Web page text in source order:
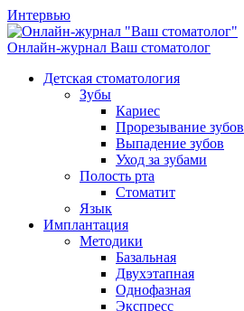
Интервью
Онлайн-журнал Ваш стоматолог
Детская стоматология
Зубы
Кариес
Прорезывание зубов
Выпадение зубов
Уход за зубами
Полость рта
Стоматит
Язык
Имплантация
Методики
Базальная
Двухэтапная
Однофазная
Экспресс